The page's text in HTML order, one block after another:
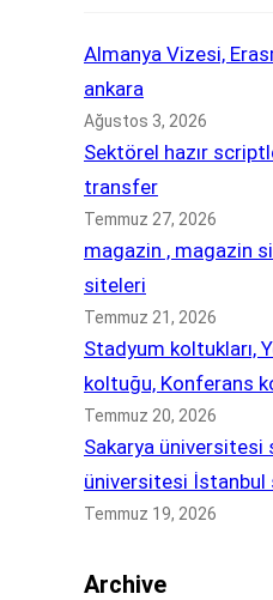
Almanya Vizesi,
ankara
Ağustos 3, 2026
Sektörel hazır
transfer
Temmuz 27, 2026
magazin , magazin
siteleri
Temmuz 21, 2026
Stadyum koltukları,
koltuğu, Konferans
Temmuz 20, 2026
Sakarya üniversitesi
üniversitesi İstanbul
Temmuz 19, 2026
Archive